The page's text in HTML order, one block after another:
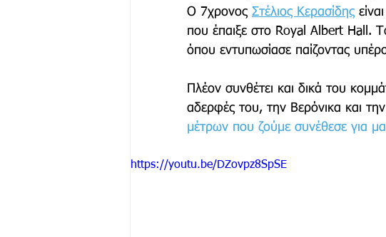
Μαραθώνιος Δρόμος Έξοδος
Μόδα & Ομορφιά Θέατρο
Δράσεις Χορηγός Επικοινωνίας
Ο 7χρονος Στέλιος Κερασίδης
που έπαιξε στο Royal Albert Hall.
όπου εντυπωσίασε παίζοντας
Πλέον συνθέτει και δικά του
αδερφές του, την Βερόνικα και
μέτρων που ζούμε συνέθεσε για
https://youtu.be/DZovpz8SpSE